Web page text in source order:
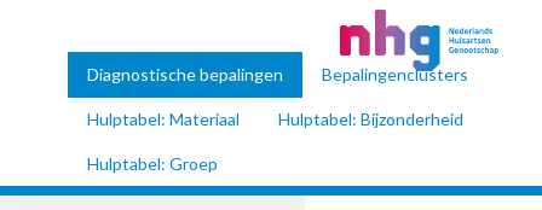
Diagnostische bepalingen Bepalingenclusters
Hulptabel: Materiaal Hulptabel: Bijzonderheid
Hulptabel: Groep